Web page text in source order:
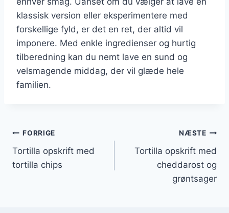
klassisk version eller eksperimentere med
forskellige fyld, er det en ret, der altid vil
imponere. Med enkle ingredienser og hurtig
tilberedning kan du nemt lave en sund og
velsmagende middag, der vil glæde hele
familien.
Indlægsnavigation
FORRIGE
Tortilla opskrift med
tortilla chips
NÆSTE
Tortilla opskrift med
cheddarost og
grøntsager